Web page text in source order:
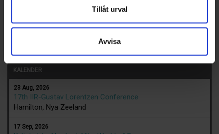
Tillåt urval
Avvisa
Teknisk expert inom energi och
samhällsutveckling
KALENDER
23 Aug, 2026
17th IIR-Gustav Lorentzen Conference
Hamilton, Nya Zeeland
17 Sep, 2026